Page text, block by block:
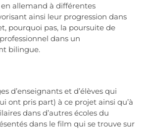
allemand à différentes
ainsi leur progression dans
pourquoi pas, la poursuite de
dans un
bilingue.
d’enseignants et d’élèves qui
ont pris part) à ce projet ainsi qu’à
dans d’autres écoles du
dans le film qui se trouve sur